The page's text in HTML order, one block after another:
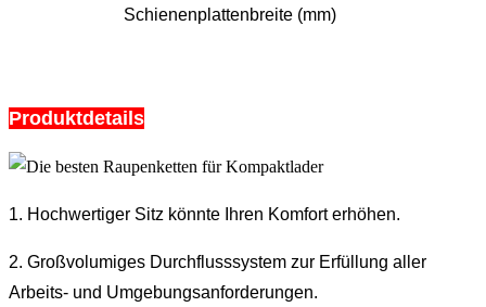
Schienenplattenbreite (mm)
Produktdetails
1. Hochwertiger Sitz könnte Ihren Komfort erhöhen.
2. Großvolumiges Durchflusssystem zur Erfüllung aller
Arbeits- und Umgebungsanforderungen.